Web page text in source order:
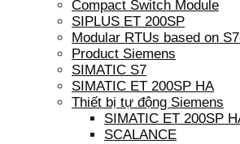
Compact Switch Module
SIPLUS ET 200SP
Modular RTUs based on
Product Siemens
SIMATIC S7
SIMATIC ET 200SP HA
Thiết bị tự động Siemens
SIMATIC ET 200SP
SCALANCE